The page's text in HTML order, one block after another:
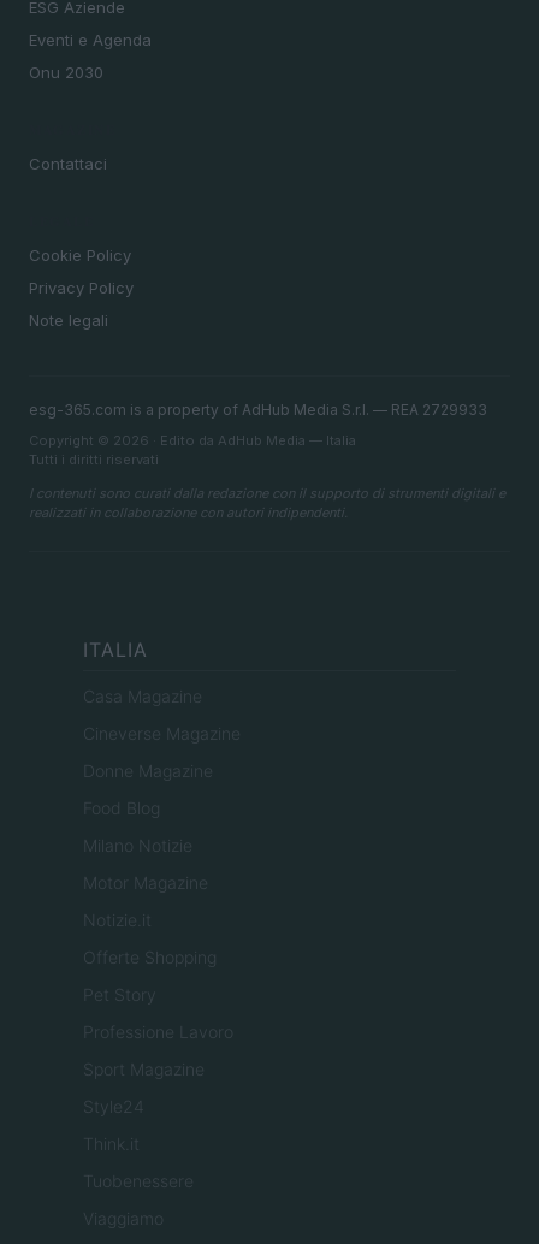
ESG Aziende
Eventi e Agenda
Onu 2030
Contattaci
Cookie Policy
Privacy Policy
Note legali
esg-365.com is a property of AdHub Media S.r.l. — REA 2729933
Copyright © 2026 · Edito da AdHub Media — Italia
Tutti i diritti riservati
I contenuti sono curati dalla redazione con il supporto di strumenti digitali e
realizzati in collaborazione con autori indipendenti.
ITALIA
Casa Magazine
Cineverse Magazine
Donne Magazine
Food Blog
Milano Notizie
Motor Magazine
Notizie.it
Offerte Shopping
Pet Story
Professione Lavoro
Sport Magazine
Style24
Think.it
Tuobenessere
Viaggiamo